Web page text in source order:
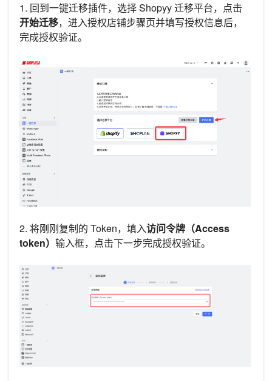
1. 回到一键迁移插件，选择 Shopyy 迁移平台，点击
开始迁移，进入授权店铺步骤页并填写授权信息后，
完成授权验证。
2. 将刚刚复制的 Token，填入访问令牌（Access
token） 输入框，点击下一步完成授权验证。